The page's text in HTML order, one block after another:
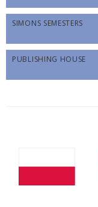
SIMONS SEMESTERS
PUBLISHING HOUSE